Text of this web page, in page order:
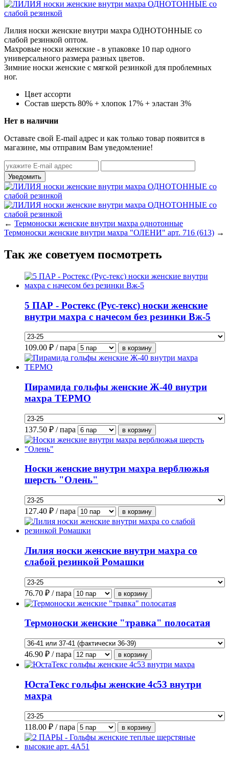
Лилия носки женские внутри махра ОДНОТОННЫЕ со
слабой резинкой оптом.
Махровые носки женские - в упаковке 10 пар одного
универсального размера разных цветов.
Зимние носки женские с мягкой резинкой для проблемных
ног.
Цвет ассорти
Состав шерсть 80% + хлопок 17% + эластан 3%
Нет в наличии
Оставьте свой E-mail адрес и как только товар появится в
магазине, мы отправим Вам уведомление!
← Термоноски женские внутри махра однотонные
Термоноски женские внутри махра "ОЛЕНИ" арт. 716 (613) →
Так же советуем посмотреть
5 ПАР - Ростекс (Рус-текс) носки женские
внутри махра с начесом без резинки Вж-5
109.00 ₽ / пара
Пирамида гольфы женские Ж-40 внутри
махра ТЕРМО
137.50 ₽ / пара
Носки женские внутри махра верблюжья
шерсть "Олень"
127.40 ₽ / пара
Лилия носки женские внутри махра со
слабой резинкой Ромашки
76.70 ₽ / пара
Термоноски женские "травка" полосатая
46.90 ₽ / пара
ЮстаТекс гольфы женские 4с53 внутри
махра
118.00 ₽ / пара